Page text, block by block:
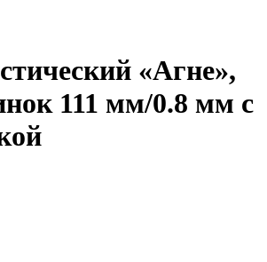
«Агне»,
111 мм/0.8 мм с